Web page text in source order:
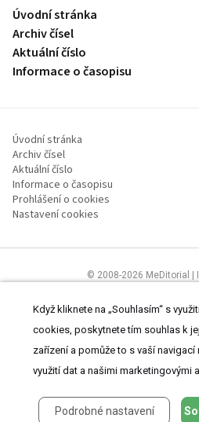
Úvodní stránka
Archiv čísel
Aktuální číslo
Informace o časopisu
Úvodní stránka
Archiv čísel
Aktuální číslo
Informace o časopisu
Prohlášení o cookies
Nastavení cookies
© 2008-2026 MeDitorial |
zdravotnictví.Čtěte prohlášenía
Když kliknete na „Souhlasím“ s
cookies, poskytnete tím souhlas k
zařízení a pomůže to s vaší navigací
využití dat a našimi marketingovými
Podrobné nastavení